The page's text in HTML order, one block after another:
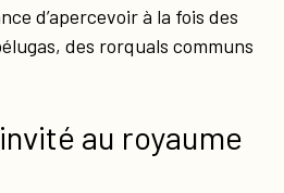
d’apercevoir à la fois des
des rorquals communs
au royaume